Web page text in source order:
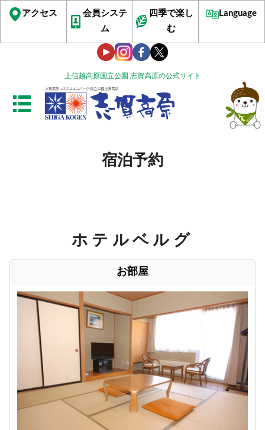
上信越高原国立公園 志賀高原の公式サイト
アクセス
会員システ
ム
四季で楽し
む
Language
宿泊予約
ホテルベルグ
お部屋